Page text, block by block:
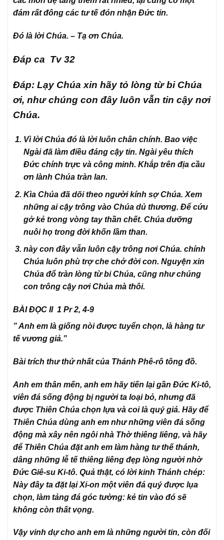
đám rất đông các tư tế đón nhận Đức tin.
Đó là lời Chúa. – Tạ ơn Chúa.
Đáp ca Tv 32
Đáp: Lạy Chúa xin hãy tỏ lòng từ bi Chúa
ơi, như chúng con đây luôn vẫn tin cậy nơi
Chúa.
Vì lời Chúa đó là lời luôn chân chính. Bao việc
Ngài đã làm điều đáng cậy tin. Ngài yêu thích
Đức chính trực và công minh. Khắp trên địa cầu
ơn lành Chúa tràn lan.
Kìa Chúa đã dõi theo người kính sợ Chúa. Xem
những ai cậy trông vào Chúa dủ thương. Để cứu
gở kẻ trong vòng tay thần chết. Chúa dưỡng
nuôi họ trong đời khốn lầm than.
này con đây vẫn luôn cậy trông nơi Chúa. chính
Chúa luôn phù trợ che chở đời con. Nguyện xin
Chúa đổ tràn lòng từ bi Chúa, cũng như chúng
con trông cậy nơi Chúa mà thôi.
BÀI ĐỌC II 1 Pr 2, 4-9
” Anh em là giống nòi được tuyển chọn, là hàng tư
tế vương giả.”
Bài trích thư thứ nhất của Thánh Phê-rô tông đồ.
Anh em thân mến, anh em hãy tiến lại gần Đức Ki-tô,
viên đá sống động bị người ta loại bỏ, nhưng đã
được Thiên Chúa chọn lựa và coi là quý giá. Hãy để
Thiên Chúa dùng anh em như những viên đá sống
động mà xây nên ngôi nhà Thờ thiêng liêng, và hãy
để Thiên Chúa đặt anh em làm hàng tư thế thánh,
dâng những lễ tế thiêng liêng đẹp lòng người nhờ
Đức Giê-su Ki-tô. Quả thật, có lời kinh Thánh chép:
Này đây ta đặt lại Xi-on một viên đá quý được lụa
chọn, làm tảng đá góc tường: kẻ tin vào đó sẽ
không còn thất vọng.
Vậy vinh dự cho anh em là những người tin, còn đối